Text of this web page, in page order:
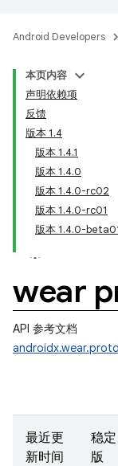
Android Developers
本页内容
声明依赖项
反馈
版本 1.4
版本 1.4.1
版本 1.4.0
版本 1.4.0-rc02
版本 1.4.0-rc01
版本 1.4.0-
wear
API 参考文档
最近更
新时间
稳定
版